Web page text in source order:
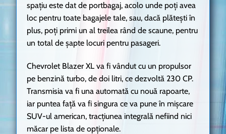
spațiu este dat de portbagaj, acolo unde poți avea
loc pentru toate bagajele tale, sau, dacă plătești în
plus, poți primi un al treilea rând de scaune, pentru
un total de șapte locuri pentru pasageri.
Chevrolet Blazer XL va fi vândut cu un propulsor
pe benzină turbo, de doi litri, ce dezvoltă 230 CP.
Transmisia va fi una automată cu nouă rapoarte,
iar puntea față va fi singura ce va pune în mișcare
SUV-ul american, tracțiunea integrală nefiind nici
măcar pe lista de opționale.